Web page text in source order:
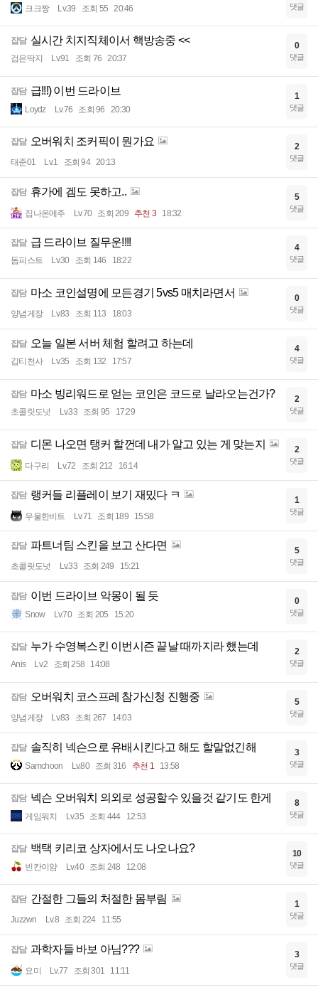
크크짱 Lv.39 조회 55 20:46 댓글
잡담 실시간 치지직체이서 핵방송중 <<
검은딱지 Lv.91 조회 76 20:37
0
댓글
잡담 급!!!) 이번 드라이브
Loydz Lv.76 조회 96 20:30
1
댓글
잡담 오버워치 조커픽이 뭔가요
태준01 Lv.1 조회 94 20:13
2
댓글
잡담 휴가에 겜도 못하고..
집나온메주 Lv.70 조회 209 추천 3 18:32
5
댓글
잡담 급 드라이브 질무운!!!!
돔피스트 Lv.30 조회 146 18:22
4
댓글
잡담 마소 코인설명에 모든경기 5vs5 매치라면서
양념게장 Lv.83 조회 113 18:03
0
댓글
잡담 오늘 일본 서버 체험 할려고 하는데
깁티천사 Lv.35 조회 132 17:57
4
댓글
잡담 마소 빙리워드로 얻는 코인은 코드로 날라오는건가?
초콜릿도넛 Lv.33 조회 95 17:29
2
댓글
잡담 디몬 나오면 탱커 할껀데 내가 알고 있는 게 맞는지
다구리 Lv.72 조회 212 16:14
2
댓글
잡담 랭커들 리플레이 보기 재밌다 ㅋ
우울한비트 Lv.71 조회 189 15:58
1
댓글
잡담 파트너팀 스킨을 보고 산다면
초콜릿도넛 Lv.33 조회 249 15:21
5
댓글
잡담 이번 드라이브 악몽이 될 듯
Snow Lv.70 조회 205 15:20
0
댓글
잡담 누가 수영복스킨 이번시즌 끝날 때까지라 했는데
Anis Lv.2 조회 258 14:08
2
댓글
잡담 오버워치 코스프레 참가신청 진행중
양념게장 Lv.83 조회 267 14:03
5
댓글
잡담 솔직히 넥슨으로 유배시킨다고 해도 할말없긴해
Samchoon Lv.80 조회 316 추천 1 13:58
3
댓글
잡담 넥슨 오버워치 의외로 성공할수 있을것 같기도 한게
게임워치 Lv.35 조회 444 12:53
8
댓글
잡담 백택 키리코 상자에서도 나오나요?
빈칸이얌 Lv.40 조회 248 12:08
10
댓글
잡담 간절한 그들의 처절한 몸부림
Juzzwn Lv.8 조회 224 11:55
1
댓글
잡담 과학자들 바보 아님???
요미 Lv.77 조회 301 11:11
3
댓글